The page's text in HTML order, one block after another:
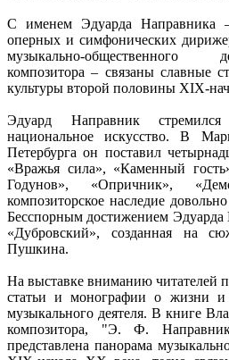
С именем Эдуарда Направника
оперных и симфонических
музыкально-общественного
композитора – связаны славные
культуры второй половины XIX-
Эдуард Направник стремился
национальное искусство. В
Петербурга он поставил
«Вражья сила», «Каменный
Годунов», «Опричник»,
композиторское наследие
Бесспорным достижением Эдуарда
«Дубровский», созданная на
Пушкина.
На выставке вниманию читателей
статьи и монографии о жизни и
музыкального деятеля. В книге
композитора, "Э. Ф.
представлена панорама